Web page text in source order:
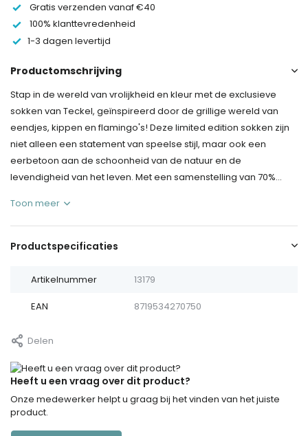
Gratis verzenden vanaf €40
100% klanttevredenheid
1-3 dagen levertijd
Productomschrijving
Stap in de wereld van vrolijkheid en kleur met de exclusieve
sokken van Teckel, geïnspireerd door de grillige wereld van
eendjes, kippen en flamingo's! Deze limited edition sokken zijn
niet alleen een statement van speelse stijl, maar ook een
eerbetoon aan de schoonheid van de natuur en de
levendigheid van het leven. Met een samenstelling van 70%...
Toon meer
Productspecificaties
Artikelnummer 13179
EAN 8719534270750
Delen
Heeft u een vraag over dit product?
Onze medewerker helpt u graag bij het vinden van het juiste
product.